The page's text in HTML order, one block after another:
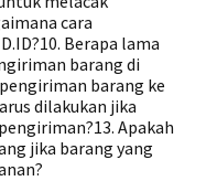
cara
Berapa lama
barang di
barang ke
dilakukan jika
Apakah
jika barang yang